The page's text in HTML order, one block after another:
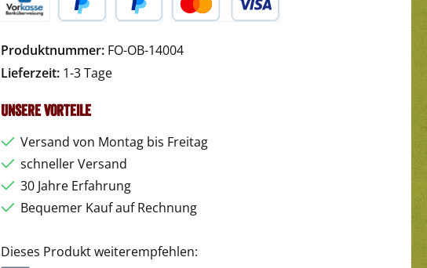
Produktnummer: FO-OB-14004
Lieferzeit: 1-3 Tage
Unsere Vorteile
Versand von Montag bis Freitag
schneller Versand
30 Jahre Erfahrung
Bequemer Kauf auf Rechnung
Dieses Produkt weiterempfehlen: